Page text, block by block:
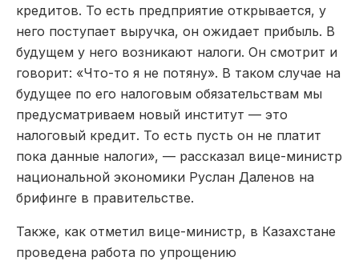
кредитов. То есть предприятие открывается, у
него поступает выручка, он ожидает прибыль. В
будущем у него возникают налоги. Он смотрит и
говорит: «Что-то я не потяну». В таком случае на
будущее по его налоговым обязательствам мы
предусматриваем новый институт — это
налоговый кредит. То есть пусть он не платит
пока данные налоги», — рассказал вице-министр
национальной экономики Руслан Даленов на
брифинге в правительстве.
Также, как отметил вице-министр, в Казахстане
проведена работа по упрощению